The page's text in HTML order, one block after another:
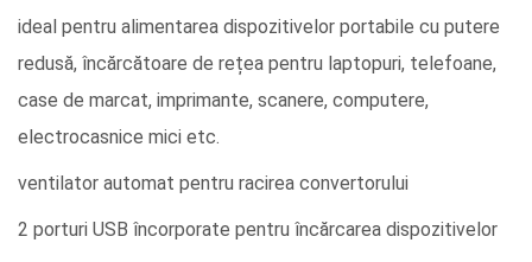
ideal pentru alimentarea dispozitivelor portabile cu putere
redusă, încărcătoare de rețea pentru laptopuri, telefoane,
case de marcat, imprimante, scanere, computere,
electrocasnice mici etc.
ventilator automat pentru racirea convertorului
2 porturi USB încorporate pentru încărcarea dispozitivelor